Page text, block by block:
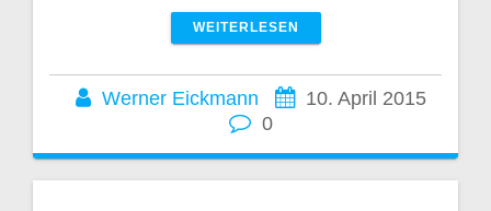
WEITERLESEN
Werner Eickmann
10. April 2015
0